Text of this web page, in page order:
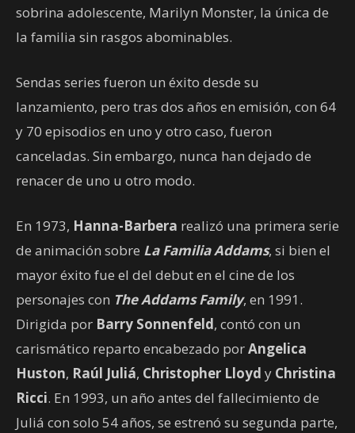
sobrina adolescente, Marilyn Monster, la única de
la familia sin rasgos abominables.
Sendas series fueron un éxito desde su
lanzamiento, pero tras dos años en emisión, con 64
y 70 episodios en uno y otro caso, fueron
canceladas. Sin embargo, nunca han dejado de
renacer de uno u otro modo.
En 1973, Hanna-Barbera realizó una primera serie
de animación sobre La Familia Addams, si bien el
mayor éxito fue el del debut en el cine de los
personajes con The Addams Family, en 1991.
Dirigida por Barry Sonnenfeld, contó con un
carismático reparto encabezado porAngelica
Huston, Raúl Juliá, Christopher Lloyd y Christina
Ricci. En 1993, un año antes del fallecimiento de
Juliá con solo 54 años, se estrenó su segunda parte,